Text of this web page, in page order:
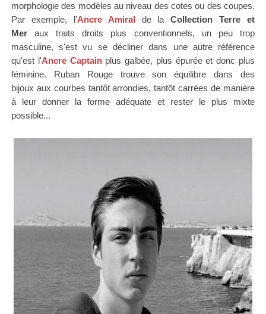
morphologie des modèles au niveau des cotes ou des coupes.
Par exemple, l'Ancre Amiral de laCollection Terre et
Meraux traits droits plus conventionnels, un peu trop
masculine, s'est vu se décliner dans une autre référence
qu'est l'Ancre Captainplus galbée, plus épurée etdonc plus
féminine. Ruban Rouge
trouve son équilibredans des
bijoux aux courbes tantôt arrondies, tantôt carréesde manière
à leur donner la forme adéquate et rester le plus mixte
possible...